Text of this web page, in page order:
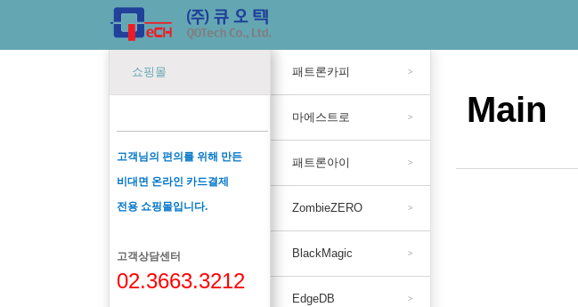
쇼핑몰
고객님의 편의를 위해 만든
비대면 온라인 카드결제
전용 쇼핑몰입니다.
고객상담센터
02.3663.3212
>
패트론카피
>
마에스트로
>
패트론아이
>
ZombieZERO
>
BlackMagic
>
EdgeDB
Main